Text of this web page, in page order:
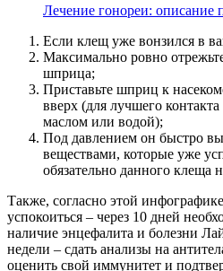
Лечение гонореи: описание
Если клещ уже вонзился в
Максимально ровно
шприца;
Приставьте шприц к
вверх (для лучшего
маслом или водой);
Под давлением он быстро
веществами, которые уже
обязательно данного клеща
Также, согласно этой
успокоиться – через 10 дней
наличие энцефалита и болезни
недели – сдать анализы на
оценить свой иммунитет и